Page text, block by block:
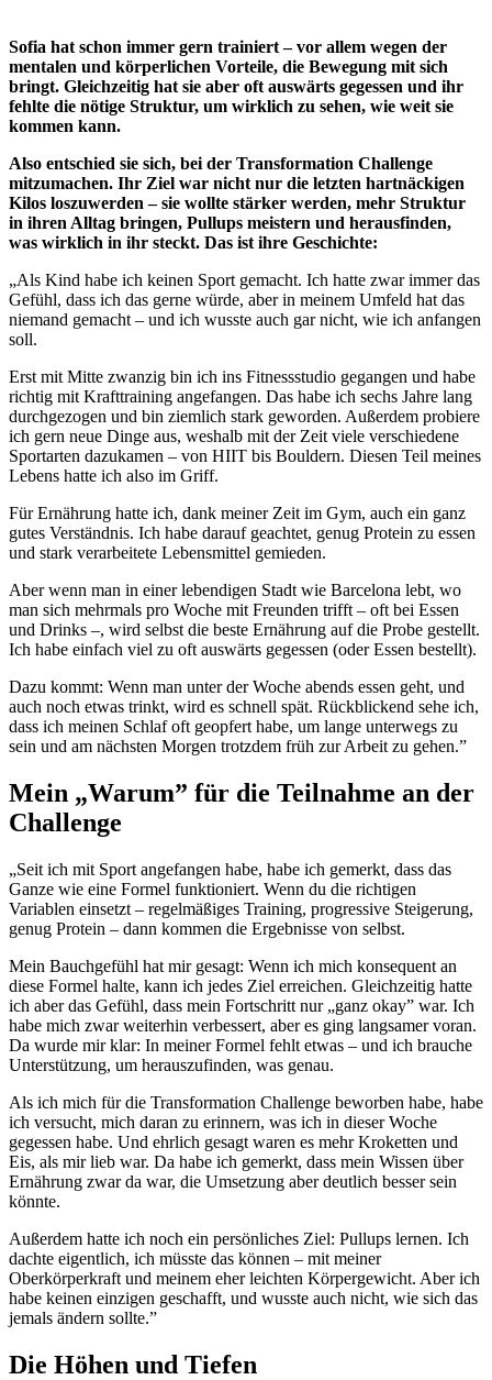
Sofia hat schon immer gern trainiert – vor allem wegen der
mentalen und körperlichen Vorteile, die Bewegung mit sich
bringt. Gleichzeitig hat sie aber oft auswärts gegessen und ihr
fehlte die nötige Struktur, um wirklich zu sehen, wie weit sie
kommen kann.
Also entschied sie sich, bei der Transformation Challenge
mitzumachen. Ihr Ziel war nicht nur die letzten hartnäckigen
Kilos loszuwerden – sie wollte stärker werden, mehr Struktur
in ihren Alltag bringen, Pullups meistern und herausfinden,
was wirklich in ihr steckt. Das ist ihre Geschichte:
„Als Kind habe ich keinen Sport gemacht. Ich hatte zwar immer das
Gefühl, dass ich das gerne würde, aber in meinem Umfeld hat das
niemand gemacht – und ich wusste auch gar nicht, wie ich anfangen
soll.
Erst mit Mitte zwanzig bin ich ins Fitnessstudio gegangen und habe
richtig mit Krafttraining angefangen. Das habe ich sechs Jahre lang
durchgezogen und bin ziemlich stark geworden. Außerdem probiere
ich gern neue Dinge aus, weshalb mit der Zeit viele verschiedene
Sportarten dazukamen – von HIIT bis Bouldern. Diesen Teil meines
Lebens hatte ich also im Griff.
Für Ernährung hatte ich, dank meiner Zeit im Gym, auch ein ganz
gutes Verständnis. Ich habe darauf geachtet, genug Protein zu essen
und stark verarbeitete Lebensmittel gemieden.
Aber wenn man in einer lebendigen Stadt wie Barcelona lebt, wo
man sich mehrmals pro Woche mit Freunden trifft – oft bei Essen
und Drinks –, wird selbst die beste Ernährung auf die Probe gestellt.
Ich habe einfach viel zu oft auswärts gegessen (oder Essen bestellt).
Dazu kommt: Wenn man unter der Woche abends essen geht, und
auch noch etwas trinkt, wird es schnell spät. Rückblickend sehe ich,
dass ich meinen Schlaf oft geopfert habe, um lange unterwegs zu
sein und am nächsten Morgen trotzdem früh zur Arbeit zu gehen.”
Mein „Warum” für die Teilnahme an der
Challenge
„Seit ich mit Sport angefangen habe, habe ich gemerkt, dass das
Ganze wie eine Formel funktioniert. Wenn du die richtigen
Variablen einsetzt – regelmäßiges Training, progressive Steigerung,
genug Protein – dann kommen die Ergebnisse von selbst.
Mein Bauchgefühl hat mir gesagt: Wenn ich mich konsequent an
diese Formel halte, kann ich jedes Ziel erreichen. Gleichzeitig hatte
ich aber das Gefühl, dass mein Fortschritt nur „ganz okay” war. Ich
habe mich zwar weiterhin verbessert, aber es ging langsamer voran.
Da wurde mir klar: In meiner Formel fehlt etwas – und ich brauche
Unterstützung, um herauszufinden, was genau.
Als ich mich für die Transformation Challenge beworben habe, habe
ich versucht, mich daran zu erinnern, was ich in dieser Woche
gegessen habe. Und ehrlich gesagt waren es mehr Kroketten und
Eis, als mir lieb war. Da habe ich gemerkt, dass mein Wissen über
Ernährung zwar da war, die Umsetzung aber deutlich besser sein
könnte.
Außerdem hatte ich noch ein persönliches Ziel: Pullups lernen. Ich
dachte eigentlich, ich müsste das können – mit meiner
Oberkörperkraft und meinem eher leichten Körpergewicht. Aber ich
habe keinen einzigen geschafft, und wusste auch nicht, wie sich das
jemals ändern sollte.”
Die Höhen und Tiefen